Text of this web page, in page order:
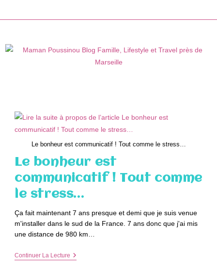
Le bonheur est communicatif ! Tout comme le stress…
Le bonheur est
communicatif ! Tout comme
le stress…
Ça fait maintenant 7 ans presque et demi que je suis venue
m'installer dans le sud de la France. 7 ans donc que j'ai mis
une distance de 980 km…
Continuer La LectureLe